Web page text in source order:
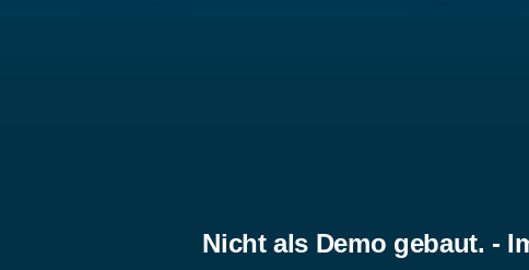
Nicht als Demo gebaut. -